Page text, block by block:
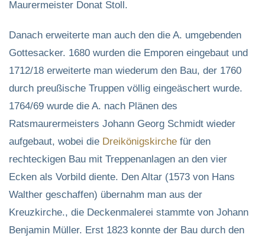
Maurermeister Donat Stoll.
Danach erweiterte man auch den die A. umgebenden
Gottesacker. 1680 wurden die Emporen eingebaut und
1712/18 erweiterte man wiederum den Bau, der 1760
durch preußische Truppen völlig eingeäschert wurde.
1764/69 wurde die A. nach Plänen des
Ratsmaurermeisters Johann Georg Schmidt wieder
aufgebaut, wobei die Dreikönigskirche für den
rechteckigen Bau mit Treppenanlagen an den vier
Ecken als Vorbild diente. Den Altar (1573 von Hans
Walther geschaffen) übernahm man aus der
Kreuzkirche., die Deckenmalerei stammte von Johann
Benjamin Müller. Erst 1823 konnte der Bau durch den